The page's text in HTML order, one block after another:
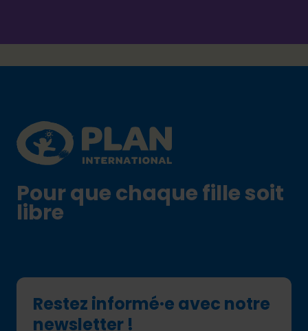
Plan International logo
Pour que chaque fille soit
libre
Restez informé·e avec notre
newsletter !